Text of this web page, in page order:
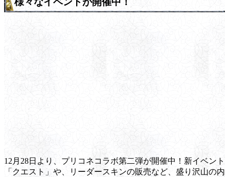
12月28日より、プリコネコラボ第二弾が開催中！新イベント
「クエスト」や、リーダースキンの販売など、盛り沢山の内